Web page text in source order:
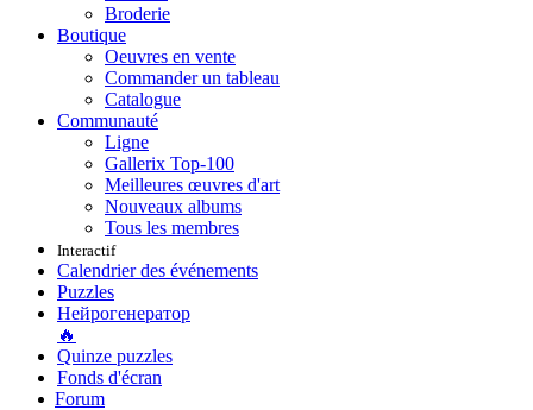
Broderie
Boutique
Oeuvres en vente
Commander un tableau
Catalogue
Communauté
Ligne
Gallerix Top-100
Meilleures œuvres d'art
Nouveaux albums
Tous les membres
Interactif
Calendrier des événements
Puzzles
Нейрогенератор
🔥
Quinze puzzles
Fonds d'écran
Forum